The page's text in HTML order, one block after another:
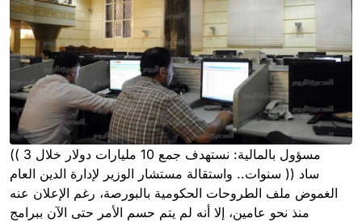
(( مسؤول بالمالية: نستهدف جمع 10 مليارات دولار خلال 3
سنوات.. واستقالة مستشار الوزير لإدارة الدين العام )) ساد
الغموض ملف الطروحات الحكومية بالبورصة، رغم الإعلان عنه
منذ نحو عامين، إلا أنه لم يتم حسم الأمر حتى الآن ببرامج